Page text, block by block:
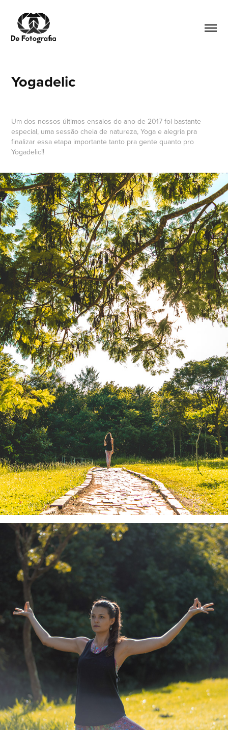
Yogadelic
Um dos nossos últimos ensaios do ano de 2017 foi bastante
especial, uma sessão cheia de natureza, Yoga e alegria pra
finalizar essa etapa importante tanto pra gente quanto pro
Yogadelic!!